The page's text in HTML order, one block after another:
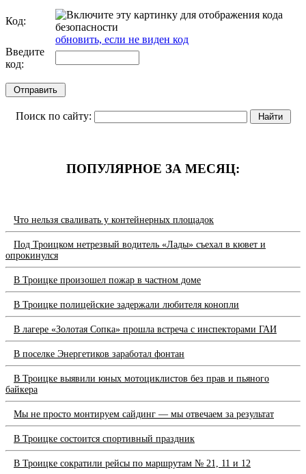
Код:
обновить, если не виден код
Введите
код:
Поиск по сайту:
ПОПУЛЯРНОЕ ЗА МЕСЯЦ:
Что нельзя сваливать у контейнерных площадок
Под Троицком нетрезвый водитель «Лады» съехал в кювет и
опрокинулся
В Троицке произошел пожар в частном доме
В Троицке полицейские задержали любителя конопли
В лагере «Золотая Сопка» прошла встреча с инспекторами ГАИ
В поселке Энергетиков заработал фонтан
В Троицке выявили юных мотоциклистов без прав и пьяного
байкера
Мы не просто монтируем сайдинг — мы отвечаем за результат
В Троицке состоится спортивный праздник
В Троицке сократили рейсы по маршрутам № 21, 11 и 12